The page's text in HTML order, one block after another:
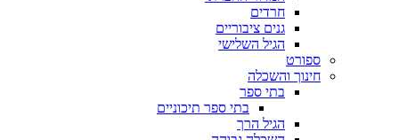
חרדים
גנים ציבוריים
הגיל השלישי
ספורט
חינוך והשכלה
בתי ספר
בתי ספר תיכוניים
הגיל הרך